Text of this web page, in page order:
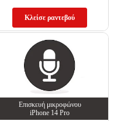
Κλείσε ραντεβού
Επισκευή μικροφώνου
iPhone 14 Pro